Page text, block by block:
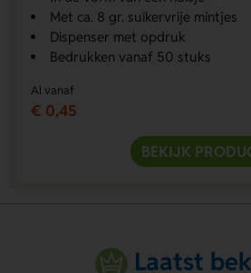
Met ca. 8 gr. suikervrije mintjes
Dispenser met opdruk
Bedrukken vanaf 50 stuks
Al vanaf
€ 0,45
BEKIJK
Laatst